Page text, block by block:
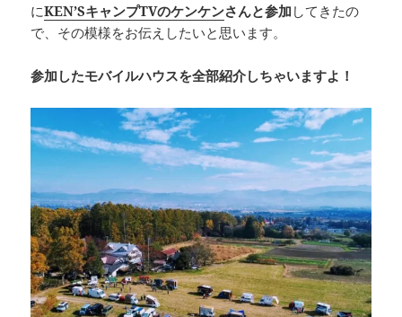
にKEN’SキャンプTVのケンケンさんと参加 してきたの
で、その模様をお伝えしたいと思います。
参加したモバイルハウスを全部紹介しちゃいますよ！